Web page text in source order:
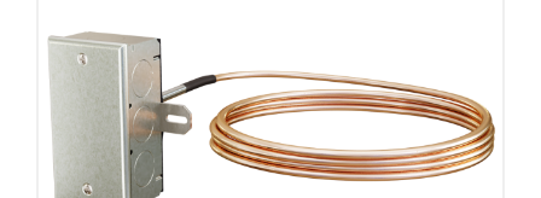
Nhà phân phối cảm biến
Nhà sản xuất thiết bị điều khiển
Cung cấp giải pháp quản lý cho toà nhà (BMS)
Dự án
Bài viết
Hợp tác